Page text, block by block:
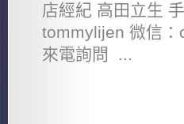
店經紀 高田立生
tommylijen 微信
來電詢問 ...